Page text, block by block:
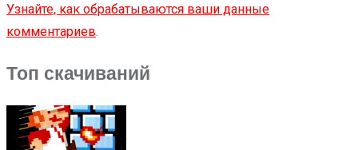
Узнайте, как обрабатываются ваши данные
комментариев.
Топ скачиваний